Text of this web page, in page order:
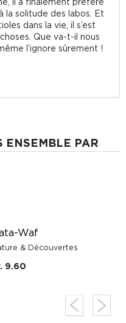
la solitude des labos. Et
dans la vie, il s’est
Que va-t-il nous
l’ignore sûrement !
ENSEMBLE PAR
Waf
& Découvertes
9.60